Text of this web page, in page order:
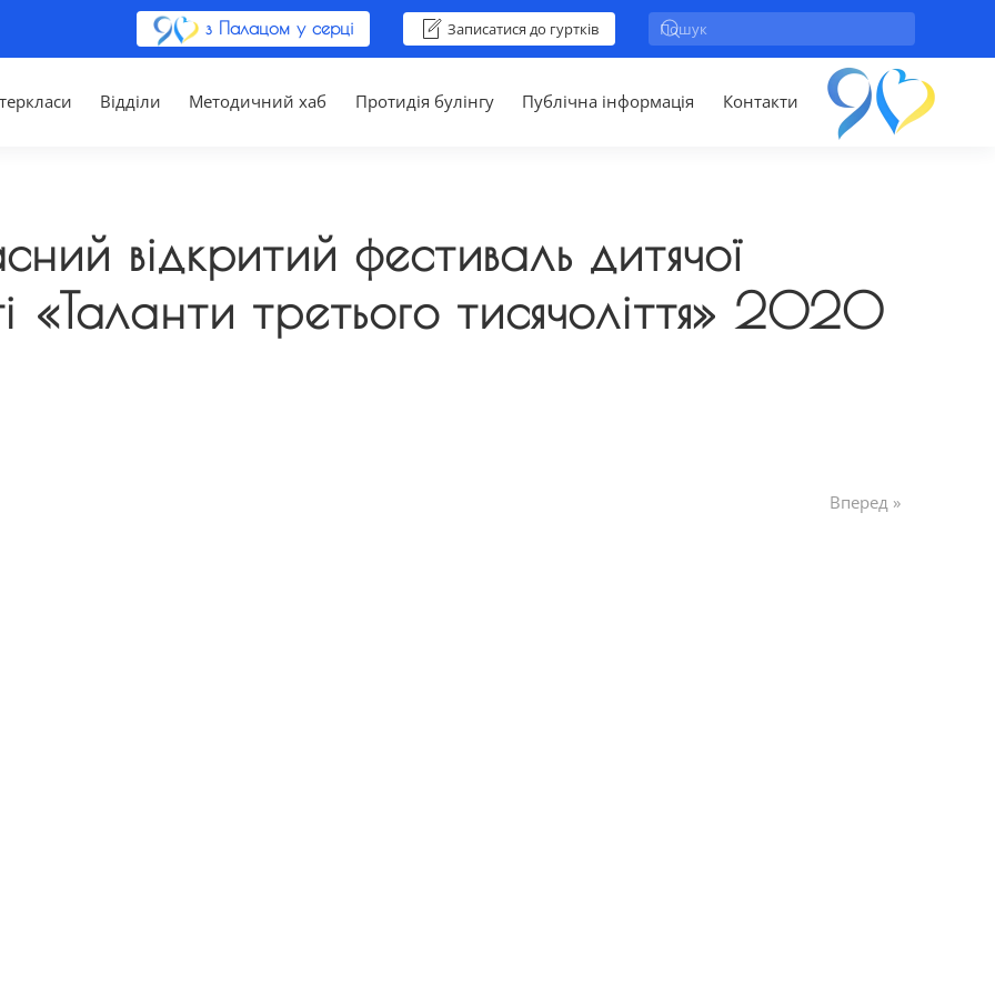
з Палацом у серці Записатися до гуртків
Відділи Методичний хаб Протидія булінгу Публічна інформація Контакти
відкритий фестиваль дитячої
«Таланти третього тисячоліття» 2020
Вперед »